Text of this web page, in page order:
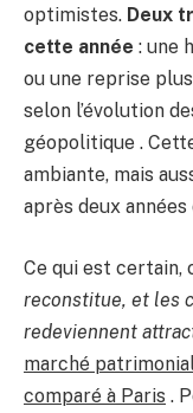
optimistes. Deux
cette année : une
ou une reprise
selon l’évolution
géopolitique .
ambiante, mais
après deux
Ce qui est certain,
reconstitue, et les
redeviennent
marché
comparé à Paris .